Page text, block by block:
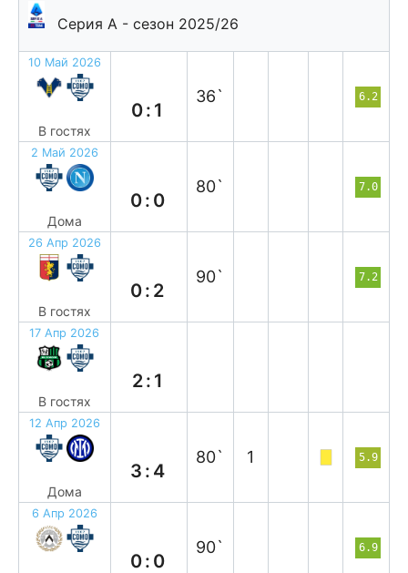
Серия А - сезон 2025/26
10 Май 2026
В гостях
0:1
36` 6.2
2 Май 2026
Дома
0:0
80` 7.0
26 Апр 2026
В гостях
0:2
90` 7.2
17 Апр 2026
В гостях
2:1
12 Апр 2026
Дома
3:4
80` 1 5.9
6 Апр 2026
0:0
90` 6.9